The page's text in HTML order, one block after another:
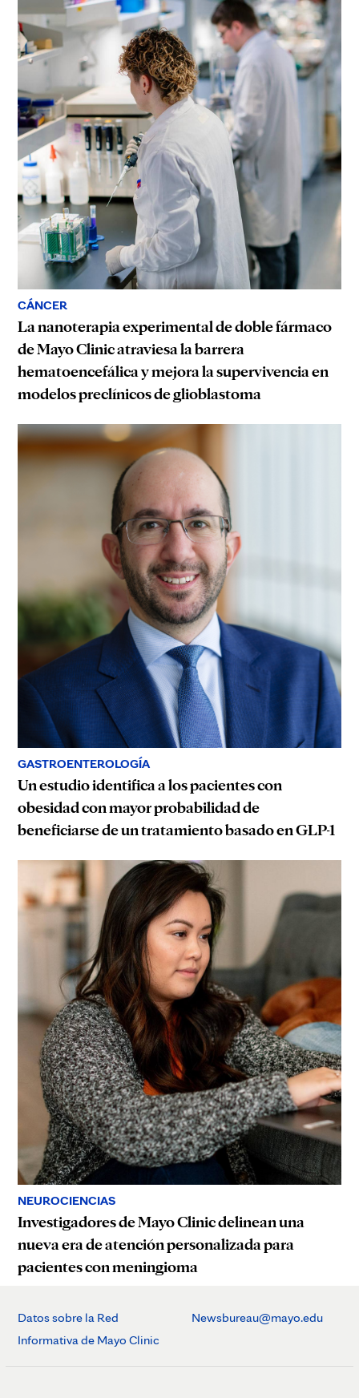
CÁNCER
La nanoterapia experimental de doble fármaco
de Mayo Clinic atraviesa la barrera
hematoencefálica y mejora la supervivencia en
modelos preclínicos de glioblastoma
GASTROENTEROLOGÍA
Un estudio identifica a los pacientes con
obesidad con mayor probabilidad de
beneficiarse de un tratamiento basado en GLP-1
NEUROCIENCIAS
Investigadores de Mayo Clinic delinean una
nueva era de atención personalizada para
pacientes con meningioma
Datos sobre la Red
Informativa de Mayo Clinic
Newsbureau@mayo.edu